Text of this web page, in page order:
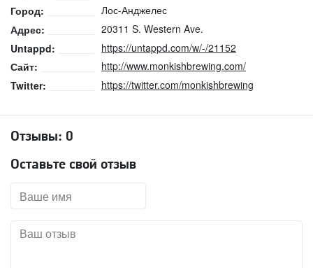
Город:
Лос-Анджелес
Адрес:
20311 S. Western Ave.
Untappd:
https://untappd.com/w/-/21152
Сайт:
http://www.monkishbrewing.com/
Twitter:
https://twitter.com/monkishbrewing
Отзывы: 0
Оставьте свой отзыв